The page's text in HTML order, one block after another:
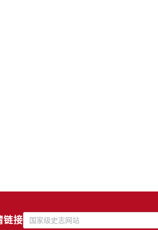
链接 国家级史志网站